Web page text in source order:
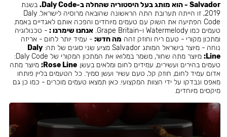
Salvador - הוא מותג בעל היסטוריה שהחלה ב-Daly Code.
בשנת
2019, זו הייתה תערובת התה הראשונה שהובאה מרוסיה לישראל. Daly
Code הפתיעה את השוק עם טעמים מיוחדים והפכה אותם לאגדיים באמת.
טעמים כמו Watermelody ו-Grape Britain.
אנחנו שימרנו : - טכנולוגיה
ומתכון מקורי - טעם ריח וחוזק זהה מה חדש: - עמיד יותר לחום - אריזה
נוחה - מיוצר בישראל המותג Salvador מציע שני סוגים של תה:
Daly
Line:
מיוצר מתה שחור, משמר במלואו את המתכון המקורי של Daly Code:
טעמים בהירים ועשירים, עמידים לחום ומלאים בעשן.Rose Line: מיוצר מתה
אדום עמיד לחום, חוזק קל, טעם עשיר ועשן סמיך. כל הטעמים בליין פותחו
מאפס ונבדקו על ידי הצוות המקצועי. כאן תמצאו טעמים מוכרים - כמו כן גם
מיקסים מיוחדים.